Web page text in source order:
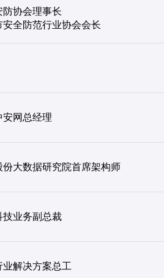
防协会理事长
安全防范行业协会会长
安网总经理
份大数据研究院首席架构师
技业务副总裁
业解决方案总工